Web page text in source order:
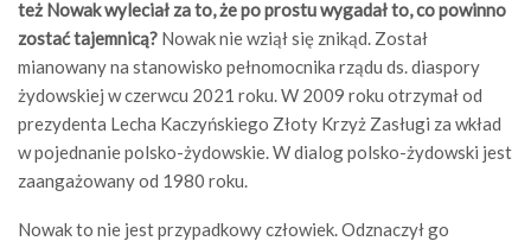
też Nowak wyleciał za to, że po prostu wygadał to, co powinno
zostać tajemnicą? Nowak nie wziął się znikąd. Został
mianowany na stanowisko pełnomocnika rządu ds. diaspory
żydowskiej w czerwcu 2021 roku. W 2009 roku otrzymał od
prezydenta Lecha Kaczyńskiego Złoty Krzyż Zasługi za wkład
w pojednanie polsko-żydowskie. W dialog polsko-żydowski jest
zaangażowany od 1980 roku.
Nowak to nie jest przypadkowy człowiek. Odznaczył go